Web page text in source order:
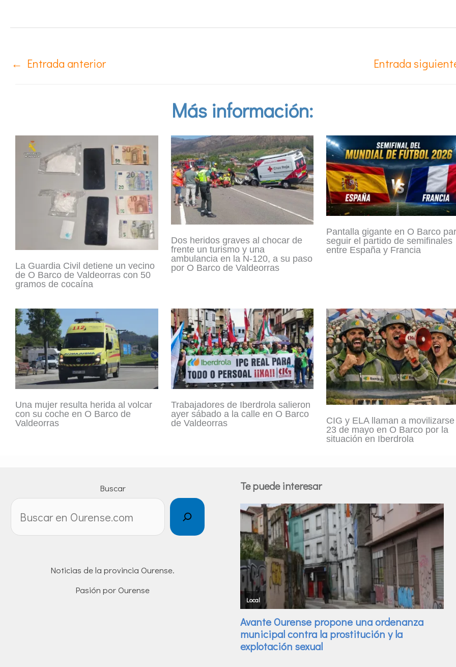
← Entrada anterior Entrada
Más información:
La Guardia Civil detiene un vecino
de O Barco de Valdeorras con 50
gramos de cocaína
Dos heridos graves al chocar de
frente un turismo y una
ambulancia en la N-120, a su paso
por O Barco de Valdeorras
Pantalla gigante en O Barco
seguir el partido de semifinales
entre España y Francia
Una mujer resulta herida al volcar
con su coche en O Barco de
Valdeorras
Trabajadores de Iberdrola salieron
ayer sábado a la calle en O Barco
de Valdeorras
CIG y ELA llaman a
23 de mayo en O Barco por la
situación en Iberdrola
Buscar
Noticias de la provincia Ourense.
Pasión por Ourense
Te puede interesar